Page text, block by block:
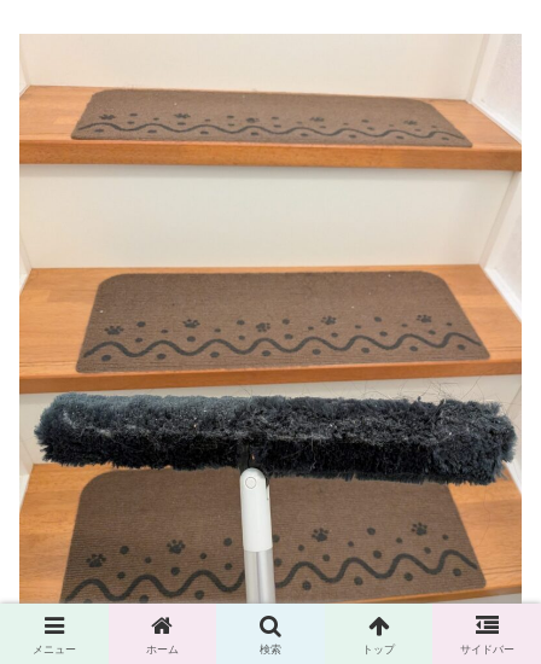
メニュー ホーム 検索 トップ サイドバー